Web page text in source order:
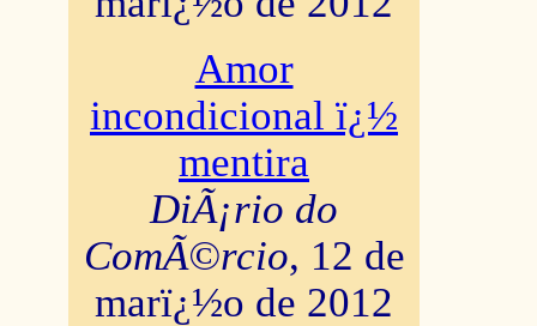
Amor
incondicional ï¿½
mentira
DiÃ¡rio do
ComÃ©rcio, 12 de
marï¿½o de 2012